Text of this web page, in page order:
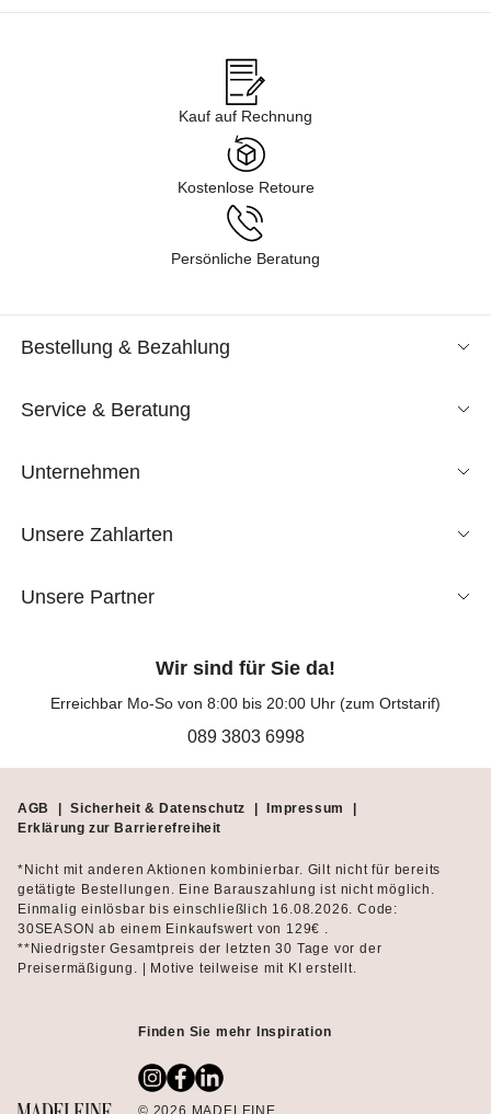
Kauf auf Rechnung
Kostenlose Retoure
Persönliche Beratung
Bestellung & Bezahlung
Service & Beratung
Unternehmen
Unsere Zahlarten
Unsere Partner
Wir sind für Sie da!
Erreichbar Mo-So von 8:00 bis 20:00 Uhr (zum Ortstarif)
089 3803 6998
AGB | Sicherheit & Datenschutz | Impressum
|
Erklärung zur Barrierefreiheit
*Nicht mit anderen Aktionen kombinierbar. Gilt nicht für bereits
getätigte Bestellungen. Eine Barauszahlung ist nicht möglich.
Einmalig einlösbar bis einschließlich 16.08.2026. Code:
30SEASON ab einem Einkaufswert von 129€ .
**Niedrigster Gesamtpreis der letzten 30 Tage vor der
Preisermäßigung. | Motive teilweise mit KI erstellt.
Finden Sie mehr Inspiration
© 2026 MADELEINE